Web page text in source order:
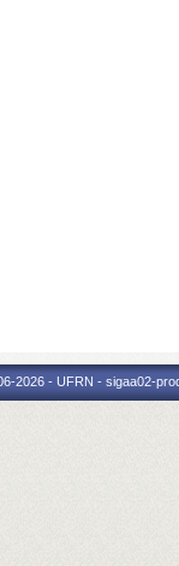
2026 - UFRN - sigaa02-